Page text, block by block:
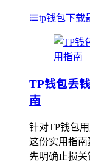
tp钱包下载
TP钱包丢
南
针对TP钱包
这份实用指
先明确止损